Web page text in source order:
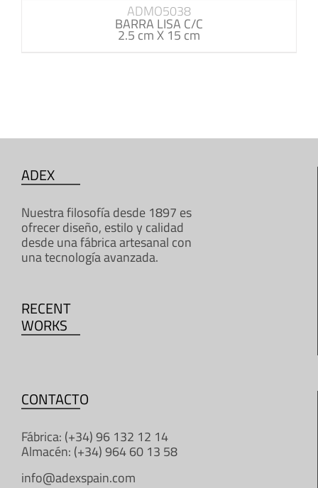
ADMO5038
BARRA LISA C/C
2.5 cm X 15 cm
ADEX
Nuestra filosofía desde 1897 es
ofrecer diseño, estilo y calidad
desde una fábrica artesanal con
una tecnología avanzada.
RECENT
WORKS
CONTACTO
Fábrica: (+34) 96 132 12 14
Almacén: (+34) 964 60 13 58
info@adexspain.com